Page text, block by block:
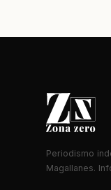
Periodismo
Magallanes.